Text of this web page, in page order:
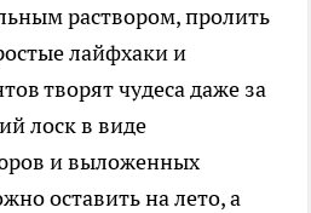
раствором, пролить
лайфхаки и
творят чудеса даже за
лоск в виде
и выложенных
оставить на лето, а